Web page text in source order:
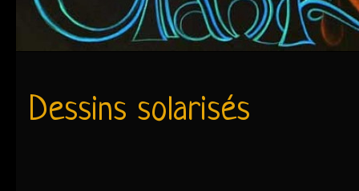
Dessins solarisés